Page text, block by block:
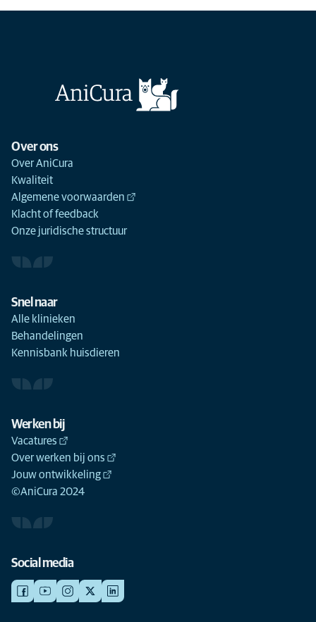
Over ons
Over AniCura
Kwaliteit
Algemene voorwaarden
Klacht of feedback
Onze juridische structuur
Snel naar
Alle klinieken
Behandelingen
Kennisbank huisdieren
Werken bij
Vacatures
Over werken bij ons
Jouw ontwikkeling
©AniCura 2024
Social media